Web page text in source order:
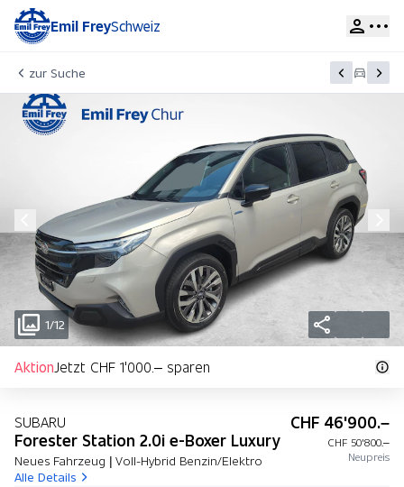
Emil FreySchweiz
zur Suche
1/12
AktionJetzt CHF 1'000.– sparen
SUBARU
Forester Station 2.0i e-Boxer Luxury
Neues Fahrzeug | Voll-Hybrid Benzin/Elektro
Alle Details
CHF 46'900.–
CHF 50'800.–
Neupreis